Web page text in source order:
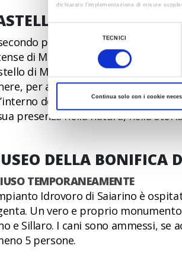
dichiarato l’implementazione di misure
Al fine di revocare il consenso prestato e
TECNICI
Continua solo con i cookie
ESTENSE DI
piano del Castello troviamo
di Mesola è un museo Pet
di Mesola è una delle Delizie
per aspetto fisico e
della Riserva gli animali
presenza nella natura, nella
DELLA BONIFICA
TEMPORANEAMENTE
Idrovoro di Saiarino è
Un vero e proprio
e Sillaro. I cani sono ammessi,
5 persone.